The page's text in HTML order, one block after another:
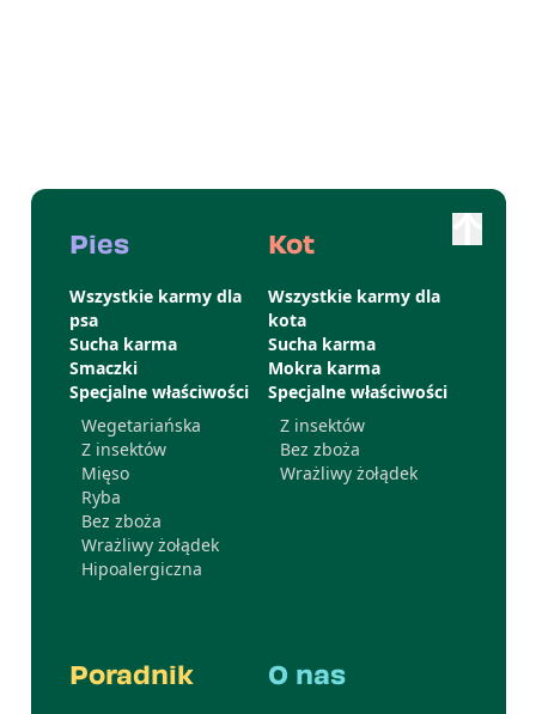
Pies
Wszystkie karmy dla
psa
Sucha karma
Smaczki
Specjalne właściwości
Wegetariańska
Z insektów
Mięso
Ryba
Bez zboża
Wrażliwy żołądek
Hipoalergiczna
Kot
Wszystkie karmy dla
kota
Sucha karma
Mokra karma
Specjalne właściwości
Z insektów
Bez zboża
Wrażliwy żołądek
Poradnik O nas